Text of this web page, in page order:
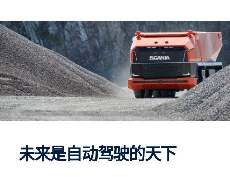
未来是自动驾驶的天下